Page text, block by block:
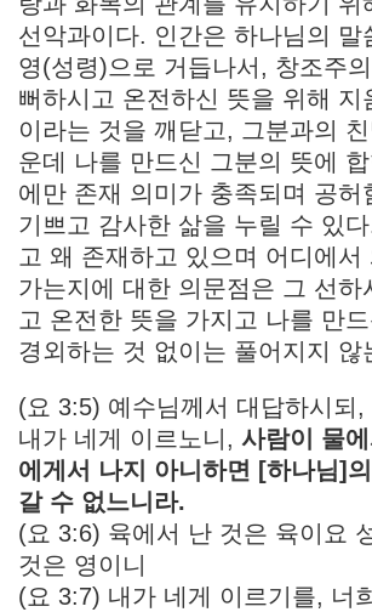
선악과이다. 인간은 하나님의 말
영(성령)으로 거듭나서, 창조주의
뻐하시고 온전하신 뜻을 위해 지
이라는 것을 깨닫고, 그분과의
운데 나를 만드신 그분의 뜻에
에만 존재 의미가 충족되며 공허
기쁘고 감사한 삶을 누릴 수 있다
고 왜 존재하고 있으며 어디에서
가는지에 대한 의문점은 그 선하
고 온전한 뜻을 가지고 나를 만
경외하는 것 없이는 풀어지지 않
(요 3:5) 예수님께서 대답하시되,
내가 네게 이르노니, 사람이 물
에게서 나지 아니하면 [하나님]
갈 수 없느니라.
(요 3:6) 육에서 난 것은 육이요
것은 영이니
(요 3:7) 내가 네게 이르기를, 너